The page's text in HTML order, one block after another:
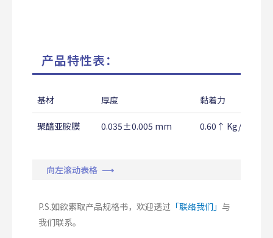
产品特性表：
基材 厚度 黏着力
聚醯亚胺膜 0.035±0.005 mm 0.60↑ Kg/25mm
向左滚动表格 ⟶
P.S.如欲索取产品规格书，欢迎透过 「联络我们」 与
我们联系。